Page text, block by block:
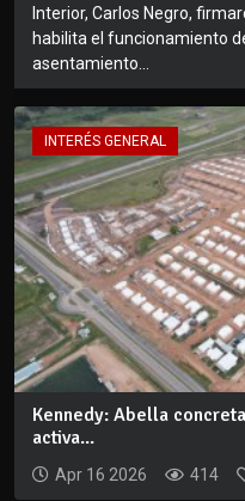
Interior, Carlos Negro,
habilita el funcionamiento
asentamiento...
INTERÉS GENERAL
Kennedy: Abella
activa...
Apr 16 2026 414